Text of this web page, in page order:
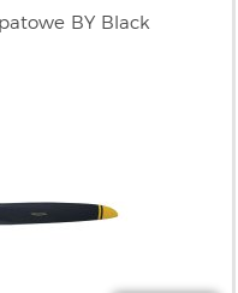
BY Black